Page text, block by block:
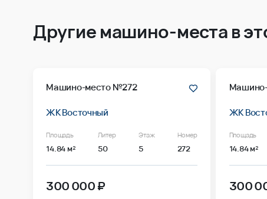
Другие машино-места в
Машино-место №272
ЖК Восточный
Площадь
14.84 м²
Литер
50
Этаж
5
Номер
272
300 000 ₽
ЖК
Площадь
14.84 м²
300